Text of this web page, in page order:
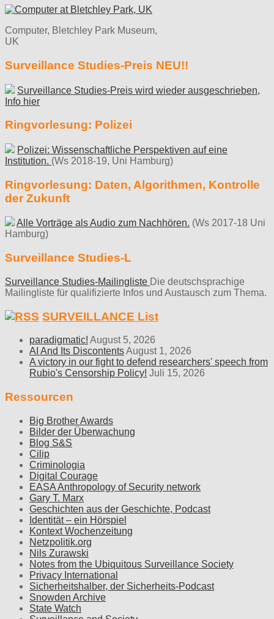
Computer, Bletchley Park Museum,
UK
Surveillance Studies-Preis NEU!!
Surveillance Studies-Preis wird wieder ausgeschrieben,
Info hier
Ringvorlesung: Polizei
Polizei: Wissenschaftliche Perspektiven auf eine
Institution. (Ws 2018-19, Uni Hamburg)
Ringvorlesung: Daten, Algorithmen, Kontrolle
der Zukunft
Alle Vorträge als Audio zum Nachhören. (Ws 2017-18 Uni
Hamburg)
Surveillance Studies-L
Surveillance Studies-Mailingliste Die deutschsprachige
Mailingliste für qualifizierte Infos und Austausch zum Thema.
SURVEILLANCE List
paradigmatic! August 5, 2026
AI And Its DiscontentsAugust 1, 2026
A victory in our fight to defend researchers' speech from
Rubio's Censorship Policy! Juli 15, 2026
Ressourcen
Big Brother Awards
Bilder der Überwachung
Blog S&S
Cilip
Criminologia
Digital Courage
EASA Anthropology of Security network
Gary T. Marx
Geschichten aus der Geschichte, Podcast
Identität – ein Hörspiel
Kontext Wochenzeitung
Netzpolitik.org
Nils Zurawski
Notes from the Ubiquitous Surveillance Society
Privacy International
Sicherheitshalber, der Sicherheits-Podcast
Snowden Archive
State Watch